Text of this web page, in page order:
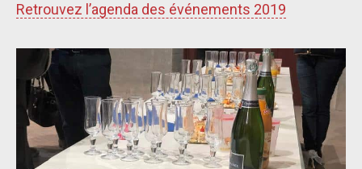
Retrouvez l’agenda des événements 2019